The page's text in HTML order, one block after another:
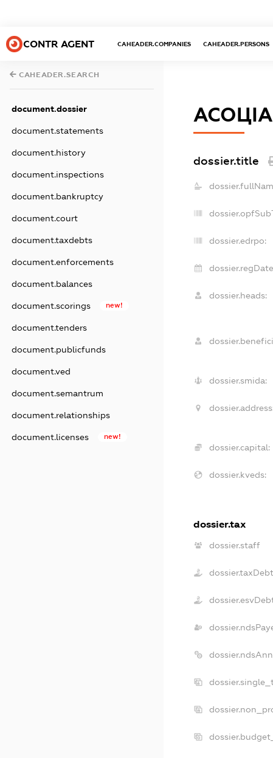
CONTR AGENT CAHEADER.COMPANIES CAHEADER.PERSONS
CAHEADER.SEARCH
document.dossier
document.statements
document.history
document.inspections
document.bankruptcy
document.court
document.taxdebts
document.enforcements
document.balances
document.scorings new!
document.tenders
document.publicfunds
document.ved
document.semantrum
document.relationships
document.licenses new!
dossier.title
dossier.edrpo:
dossier.heads:
dossier.smida:
dossier.capital:
dossier.kveds:
dossier.tax
dossier.staff
dossier.taxDebt